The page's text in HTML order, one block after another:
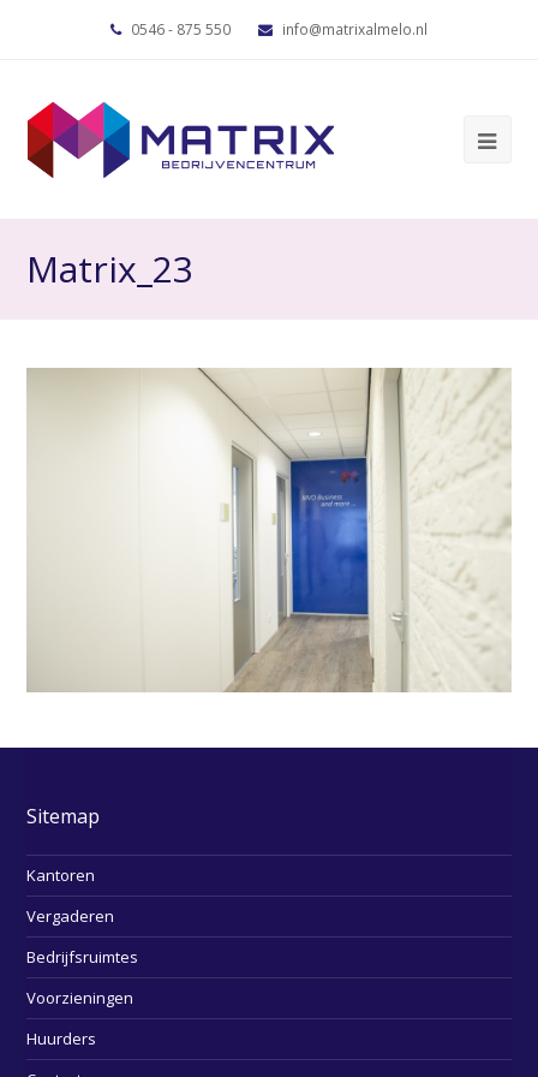
0546 - 875 550 info@matrixalmelo.nl
Matrix_23
Sitemap
Kantoren
Vergaderen
Bedrijfsruimtes
Voorzieningen
Huurders